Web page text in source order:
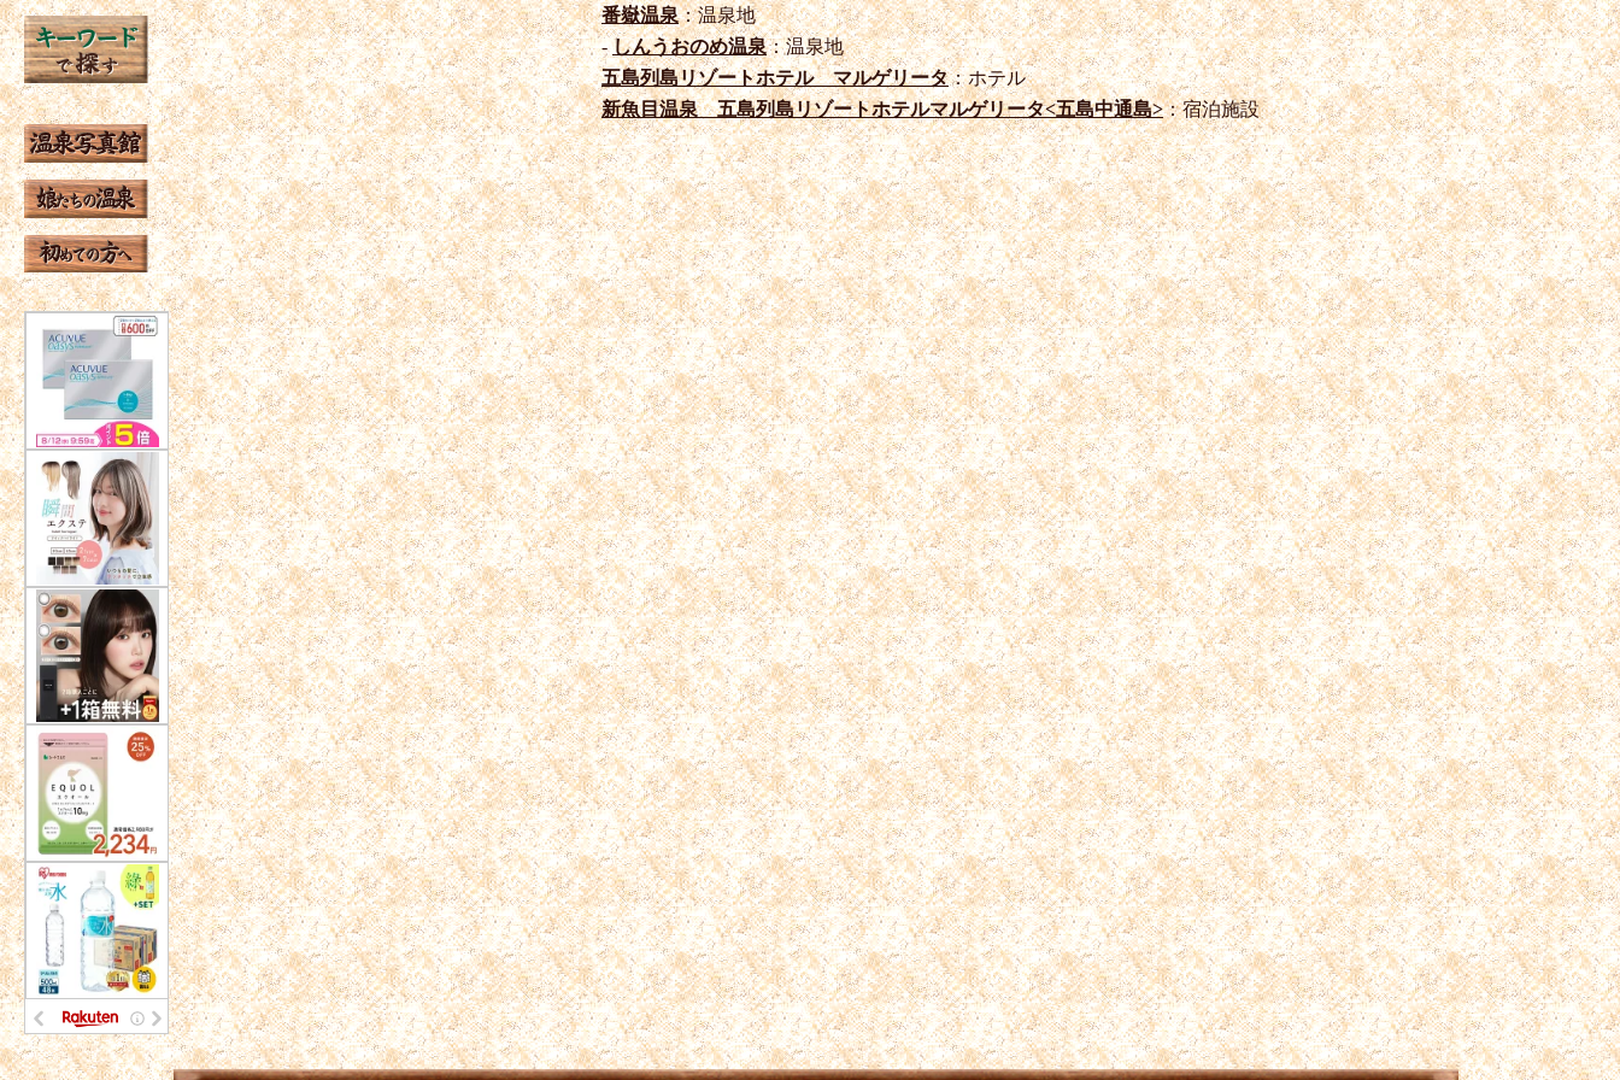
番嶽温泉：温泉地
-しんうおのめ温泉：温泉地
五島列島リゾートホテル マルゲリータ：ホテル
新魚目温泉 五島列島リゾートホテルマルゲリータ<五島中通島>：宿泊施設